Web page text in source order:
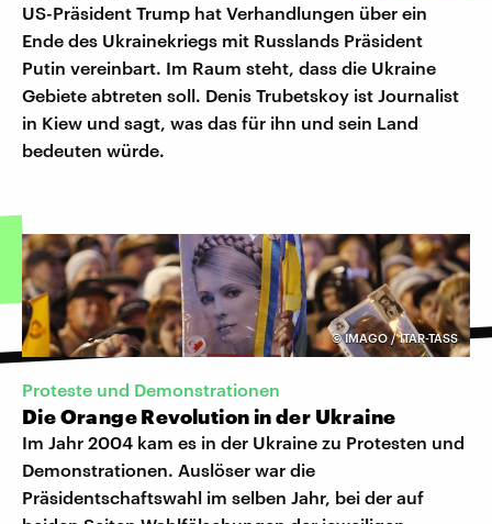
US-Präsident Trump hat Verhandlungen über ein
Ende des Ukrainekriegs mit Russlands Präsident
Putin vereinbart. Im Raum steht, dass die Ukraine
Gebiete abtreten soll. Denis Trubetskoy ist Journalist
in Kiew und sagt, was das für ihn und sein Land
bedeuten würde.
©IMAGO / ITAR-TASS
Proteste und Demonstrationen
Die Orange Revolution in der Ukraine
Im Jahr 2004 kam es in der Ukraine zu Protesten und
Demonstrationen. Auslöser war die
Präsidentschaftswahl im selben Jahr, bei der auf